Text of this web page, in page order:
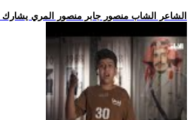
.. الشاعر الشاب منصور جابر منصور المري